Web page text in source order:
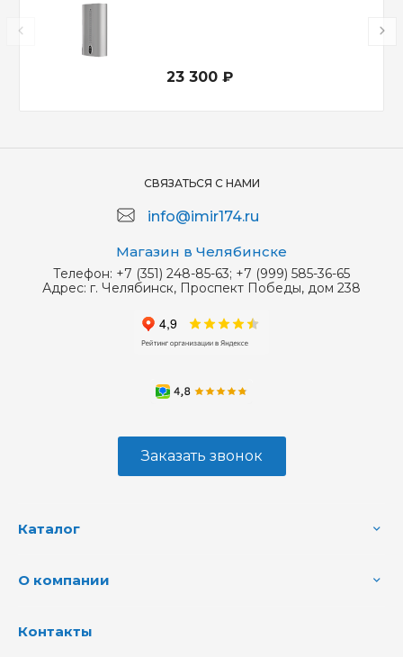
23 300 ₽
СВЯЗАТЬСЯ С НАМИ
info@imir174.ru
Магазин в Челябинске
Телефон: +7 (351) 248-85-63; +7 (999) 585-36-65
Адрес: г. Челябинск, Проспект Победы, дом 238
Заказать звонок
Каталог
О компании
Контакты